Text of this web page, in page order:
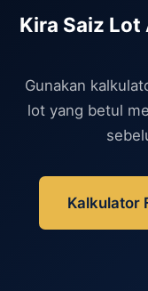
Kira Saiz
Gunakan
lot yang betul
Kalkulator